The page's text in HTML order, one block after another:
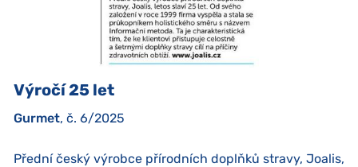
Výročí 25 let
Gurmet, č. 6/2025
Přední český výrobce přírodních doplňků stravy, Joalis,